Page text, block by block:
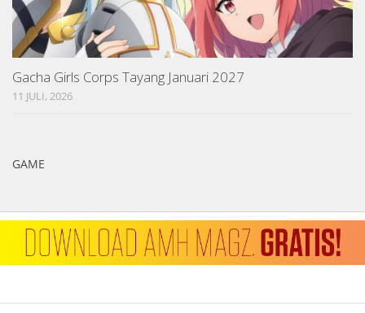
Gacha Girls Corps Tayang Januari 2027
11 JULI, 2026
GAME